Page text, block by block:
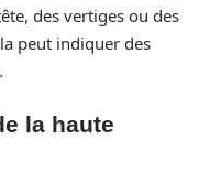
des vertiges ou des
peut indiquer des
la haute